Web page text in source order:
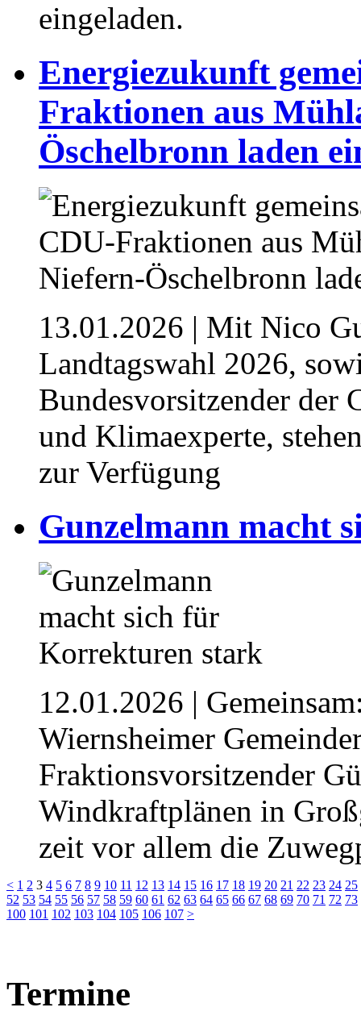
eingeladen.
⁥Energiezukunft
Fraktionen aus
Öschelbronn laden
13.01.2026 | Mit Nico
Landtagswahl 2026,
Bundesvorsitzender der
und Klimaexperte,
zur Verfügung
Gunzelmann macht
12.01.2026 |
Wiernsheimer
Fraktionsvorsitzender
Windkraftplänen in
zeit vor allem die
< 1 2 3 4 5 6 7 8 9 10 11 12 13 14 15 16 17 18 19 20 21 22 23 24 25
52 53 54 55 56 57 58 59 60 61 62 63 64 65 66 67 68 69 70 71 72 73
100 101 102 103 104 105 106 107 >
Termine